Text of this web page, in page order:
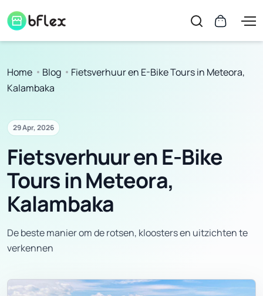
Home Blog
Fietsverhuur en E-Bike Tours in Meteora,
Kalambaka
29 Apr, 2026
Fietsverhuur en E-Bike
Tours in Meteora,
Kalambaka
De beste manier om de rotsen, kloosters en uitzichten te
verkennen